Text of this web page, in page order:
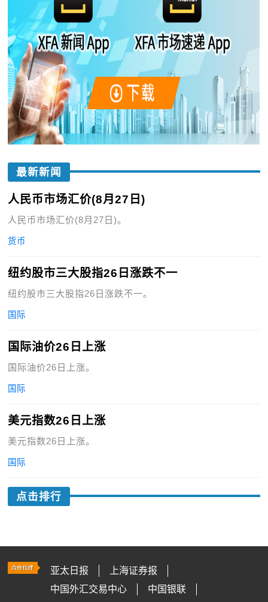
最新新闻
人民币市场汇价(8月27日)
人民币市场汇价(8月27日)。
货币
纽约股市三大股指26日涨跌不一
纽约股市三大股指26日涨跌不一。
国际
国际油价26日上涨
国际油价26日上涨。
国际
美元指数26日上涨
美元指数26日上涨。
国际
点击排行
亚太日报
上海证券报
中国外汇交易中心
中国银联